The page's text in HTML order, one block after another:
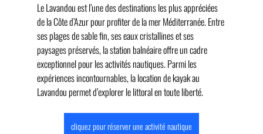
Le Lavandou est l’une des destinations les plus appréciées
de la Côte d’Azur pour profiter de la mer Méditerranée. Entre
ses plages de sable fin, ses eaux cristallines et ses
paysages préservés, la station balnéaire offre un cadre
exceptionnel pour les activités nautiques. Parmi les
expériences incontournables, la location de kayak au
Lavandou permet d’explorer le littoral en toute liberté.
cliquez pour réserver une activité nautique